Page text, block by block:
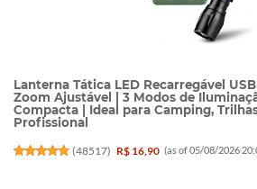
Lanterna Tática LED Recarregável
Zoom Ajustável | 3 Modos de
Compacta | Ideal para Camping,
Profissional
(48517) R$ 16,90 (as of 05/08/2026